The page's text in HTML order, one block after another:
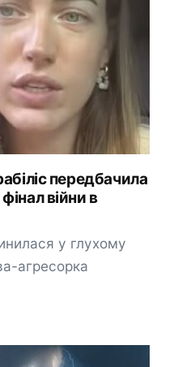
передбачила
війни в
у глухому
агресорка